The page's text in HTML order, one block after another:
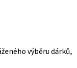
výběru dárků,